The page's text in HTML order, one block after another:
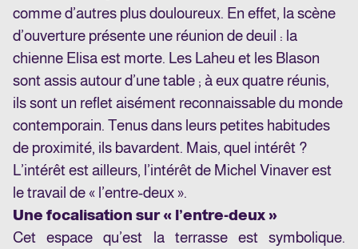
comme d’autres plus douloureux. En effet, la scène
d’ouverture présente une réunion de deuil : la
chienne Elisa est morte. Les Laheu et les Blason
sont assis autour d’une table ; à eux quatre réunis,
ils sont un reflet aisément reconnaissable du monde
contemporain. Tenus dans leurs petites habitudes
de proximité, ils bavardent. Mais, quel intérêt ?
L’intérêt est ailleurs, l’intérêt de Michel Vinaver est
le travail de « l’entre-deux ».
Une focalisation sur « l’entre-deux »
Cet espace qu’est la terrasse est symbolique.